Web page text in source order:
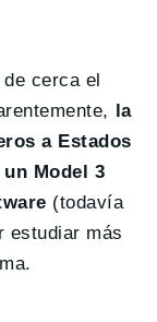
cerca el
la
a Estados
Model 3
(todavía
estudiar más